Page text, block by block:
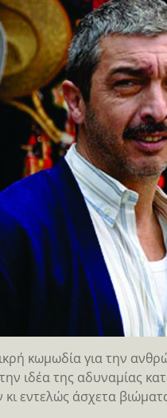
κωμωδία για την
ιδέα της αδυναμίας
κι εντελώς άσχετα